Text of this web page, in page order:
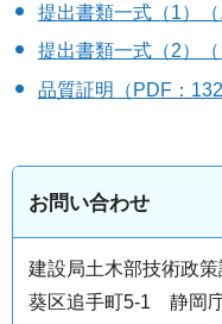
提出書類一式（1）
提出書類一式（2）（
品質証明（PDF：
お問い合わせ
建設局土木部技術政
葵区追手町5-1 静岡